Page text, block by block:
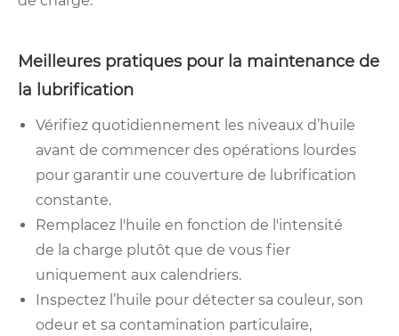
Meilleures pratiques pour la maintenance de
la lubrification
Vérifiez quotidiennement les niveaux d’huile
avant de commencer des opérations lourdes
pour garantir une couverture de lubrification
constante.
Remplacez l'huile en fonction de l'intensité
de la charge plutôt que de vous fier
uniquement aux calendriers.
Inspectez l’huile pour détecter sa couleur, son
odeur et sa contamination particulaire,